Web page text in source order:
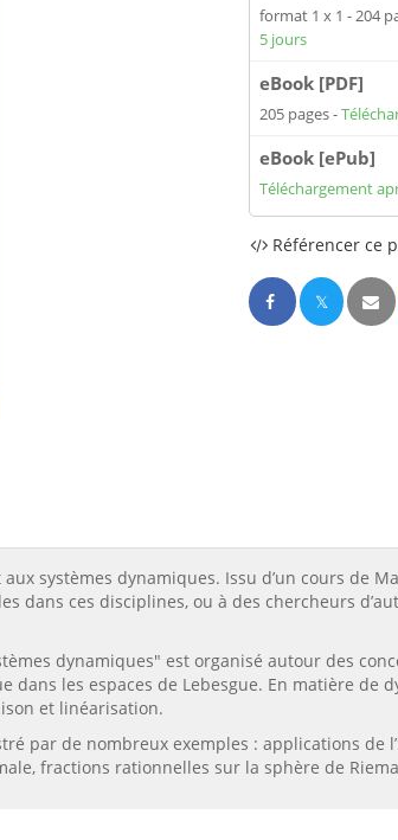
format 1 x 1 204
5 jours
eBook [PDF]
205 pages
eBook [ePub]
Téléchargement
Référencer ce
systèmes dynamiques. Issu d’un cours de
dans ces disciplines, ou à des chercheurs
dynamiques" est organisé autour des
les espaces de Lebesgue. En matière de
et linéarisation.
par de nombreux exemples : applications de
fractions rationnelles sur la sphère de